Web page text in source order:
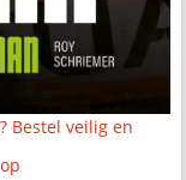
Bestel veilig en